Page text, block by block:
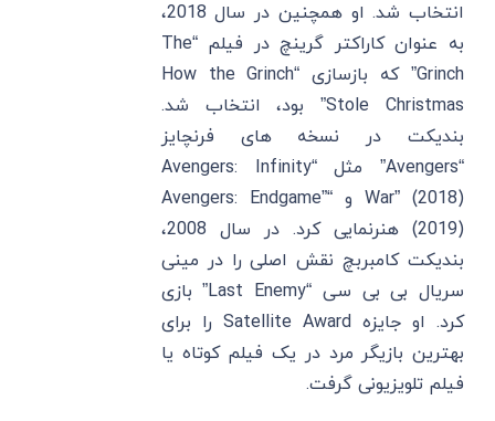
انتخاب شد. او همچنین در سال 2018،
به عنوان کاراکتر گرینچ در فیلم “The
Grinch” که بازسازی “How the Grinch
Stole Christmas” بود، انتخاب شد.
بندیکت در نسخه ‌های فرنچایز
“Avengers” مثل “Avengers: Infinity
War” (2018) و “Avengers: Endgame”
(2019) هنرنمایی کرد. در سال 2008،
بندیکت کامبربچ نقش اصلی را در مینی
سریال بی ‌بی ‌سی “Last Enemy” بازی
کرد. او جایزه Satellite Award را برای
بهترین بازیگر مرد در یک فیلم کوتاه یا
فیلم تلویزیونی گرفت.